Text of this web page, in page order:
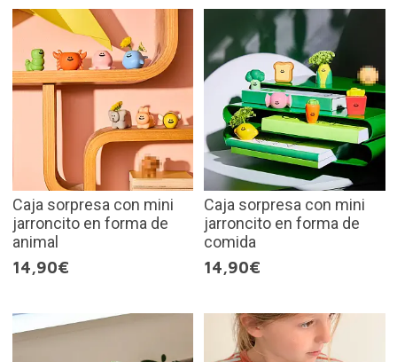
Caja sorpresa con mini
jarroncito en forma de
animal
14,90€
Caja sorpresa con mini
jarroncito en forma de
comida
14,90€